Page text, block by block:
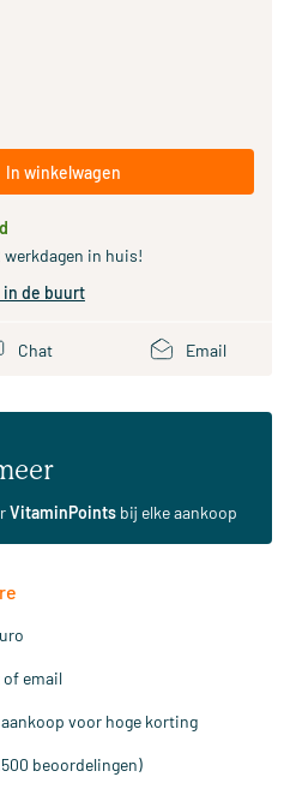
In winkelwagen
werkdagen in huis!
in de buurt
Chat Email
VitaminPoints bij elke aankoop
of email
voor hoge korting
beoordelingen)